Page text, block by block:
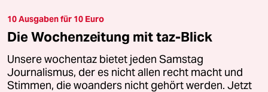
10 Ausgaben für 10 Euro
Die Wochenzeitung mit taz-Blick
Unsere wochentaz bietet jeden Samstag
Journalismus, der es nicht allen recht macht und
Stimmen, die woanders nicht gehört werden. Jetzt